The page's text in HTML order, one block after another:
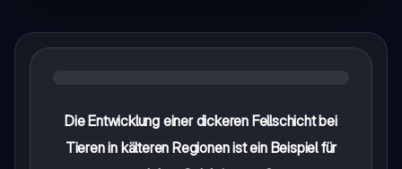
Die Entwicklung einer dickeren Fellschicht bei
Tieren in kälteren Regionen ist ein Beispiel für